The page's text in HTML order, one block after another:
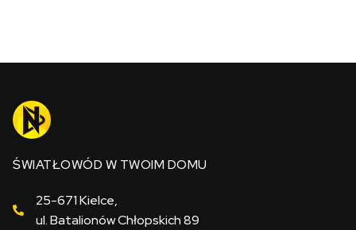
ŚWIATŁOWÓD W TWOIM DOMU
25-671 Kielce,
ul. Batalionów Chłopskich 89